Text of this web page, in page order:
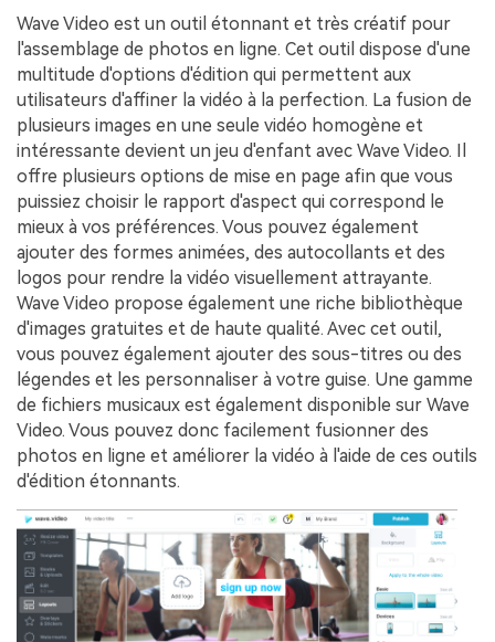
Wave Video est un outil étonnant et très créatif pour
l'assemblage de photos en ligne. Cet outil dispose d'une
multitude d'options d'édition qui permettent aux
utilisateurs d'affiner la vidéo à la perfection. La fusion de
plusieurs images en une seule vidéo homogène et
intéressante devient un jeu d'enfant avec Wave Video. Il
offre plusieurs options de mise en page afin que vous
puissiez choisir le rapport d'aspect qui correspond le
mieux à vos préférences. Vous pouvez également
ajouter des formes animées, des autocollants et des
logos pour rendre la vidéo visuellement attrayante.
Wave Video propose également une riche bibliothèque
d'images gratuites et de haute qualité. Avec cet outil,
vous pouvez également ajouter des sous-titres ou des
légendes et les personnaliser à votre guise. Une gamme
de fichiers musicaux est également disponible sur Wave
Video. Vous pouvez donc facilement fusionner des
photos en ligne et améliorer la vidéo à l'aide de ces outils
d'édition étonnants.